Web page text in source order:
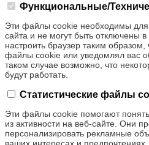
Функциональные/
Эти файлы cookie необходимы
сайта и не могут быть отключены
настроить браузер таким
файлы cookie или уведомлял вас
таком случае возможно, что
будут работать.
Статистические файлы
Эти файлы cookie помогают
из активности на веб-сайте. Они
персонализировать рекламные